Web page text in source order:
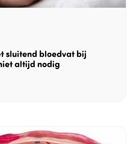
sluitend bloedvat bij
altijd nodig